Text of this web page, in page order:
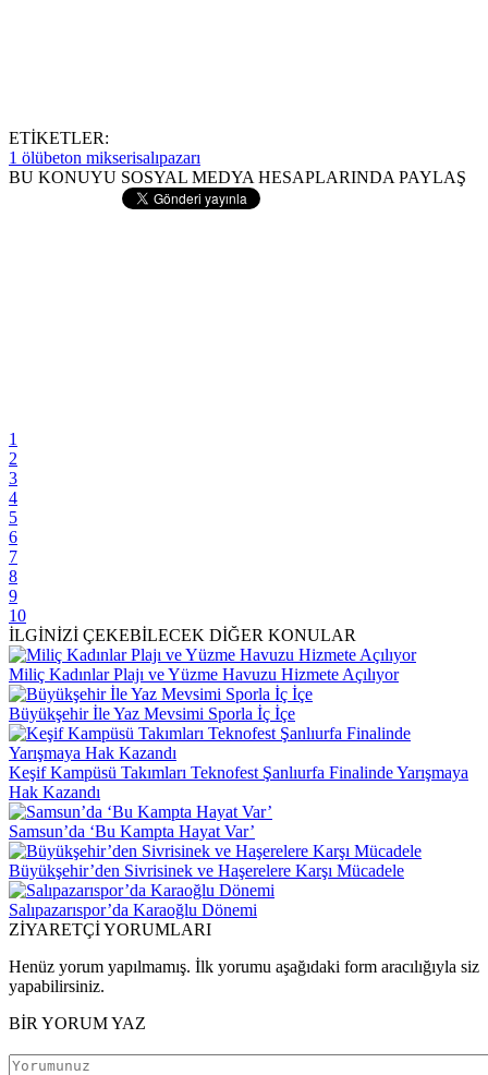
ETİKETLER:
1 ölübeton mikserisalıpazarı
BU KONUYU SOSYAL MEDYA HESAPLARINDA PAYLAŞ
1
2
3
4
5
6
7
8
9
10
İLGİNİZİ ÇEKEBİLECEK DİĞER KONULAR
Miliç Kadınlar Plajı ve Yüzme Havuzu Hizmete Açılıyor
Büyükşehir İle Yaz Mevsimi Sporla İç İçe
Keşif Kampüsü Takımları Teknofest Şanlıurfa Finalinde Yarışmaya
Hak Kazandı
Samsun’da ‘Bu Kampta Hayat Var’
Büyükşehir’den Sivrisinek ve Haşerelere Karşı Mücadele
Salıpazarıspor’da Karaoğlu Dönemi
ZİYARETÇİ YORUMLARI
Henüz yorum yapılmamış. İlk yorumu aşağıdaki form aracılığıyla siz
yapabilirsiniz.
BİR YORUM YAZ